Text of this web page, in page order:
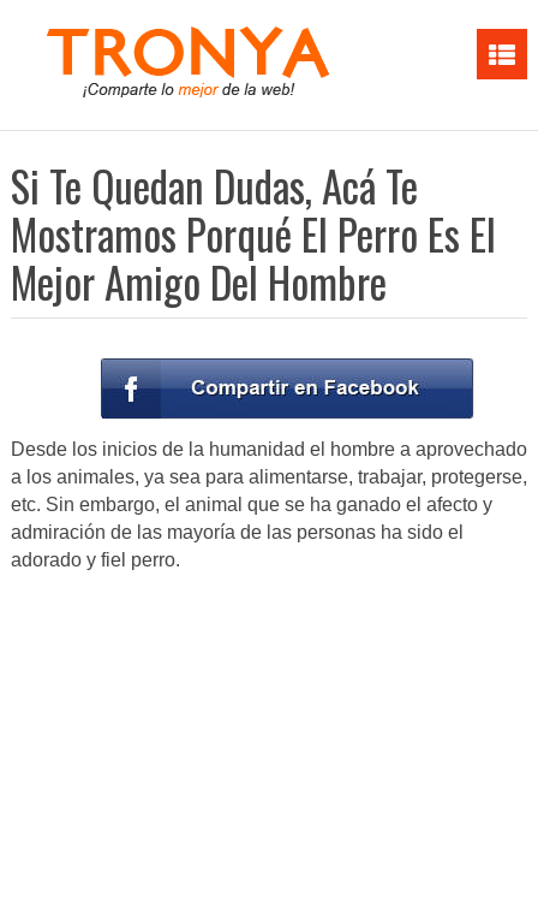
Si Te Quedan Dudas, Acá Te
Mostramos Porqué El Perro Es El
Mejor Amigo Del Hombre
Desde los inicios de la humanidad el hombre a aprovechado
a los animales, ya sea para alimentarse, trabajar, protegerse,
etc. Sin embargo, el animal que se ha ganado el afecto y
admiración de las mayoría de las personas ha sido el
adorado y fiel perro.